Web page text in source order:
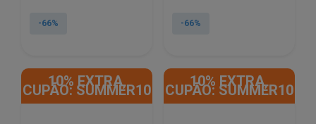
original
atual
-66%
original
atual
-66%
10% EXTRA,
CUPÃO: SUMMER10
10% EXTRA,
CUPÃO: SUMMER10